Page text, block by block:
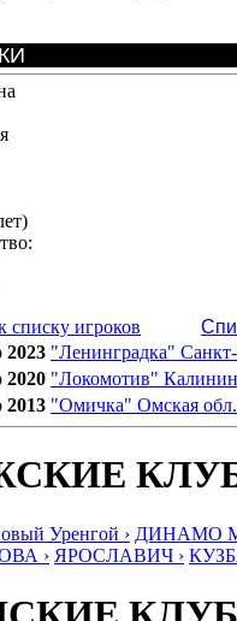
списку игроков
2023 "Ленинградка"
2020 "Локомотив"
2013 "Омичка" Омская обл.
Уренгой › ДИНАМО
› ЯРОСЛАВИЧ ›